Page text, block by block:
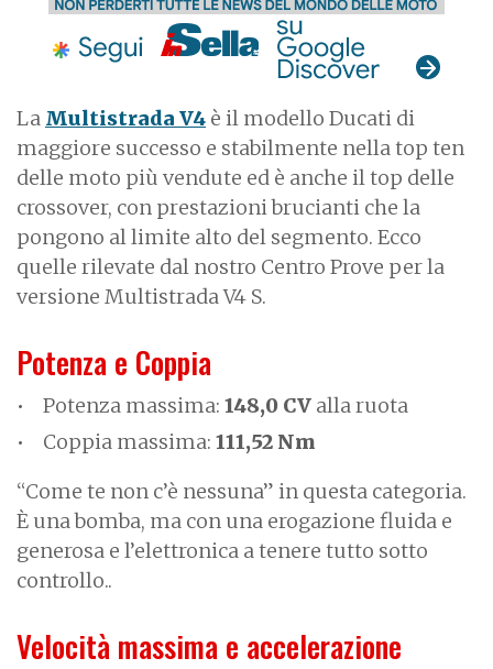
La Multistrada V4 è il modello Ducati di
maggiore successo e stabilmente nella top ten
delle moto più vendute ed è anche il top delle
crossover, con prestazioni brucianti che la
pongono al limite alto del segmento. Ecco
quelle rilevate dal nostro Centro Prove per la
versione Multistrada V4 S.
Potenza e Coppia
Potenza massima: 148,0 CV alla ruota
Coppia massima: 111,52 Nm
“Come te non c’è nessuna” in questa categoria.
È una bomba, ma con una erogazione fluida e
generosa e l’elettronica a tenere tutto sotto
controllo..
Velocità massima e accelerazione